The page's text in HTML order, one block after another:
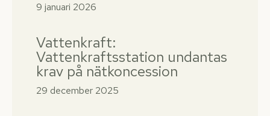
9 januari 2026
Vattenkraft:
Vattenkraftsstation undantas
krav på nätkoncession
29 december 2025